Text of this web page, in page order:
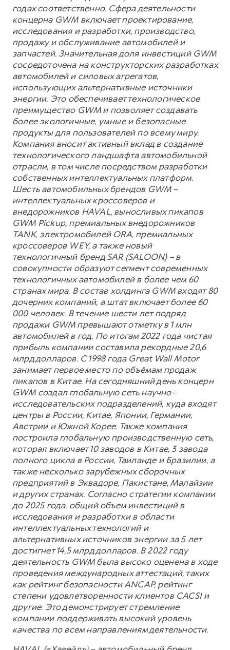
годах соответственно. Сфера деятельности
концерна GWM включает проектирование,
исследования и разработки, производство,
продажу и обслуживание автомобилей и
запчастей. Значительная доля инвестиций GWM
сосредоточена на конструкторских разработках
автомобилей и силовых агрегатов,
использующих альтернативные источники
энергии. Это обеспечивает технологическое
преимущество GWM и позволяет создавать
более экологичные, умные и безопасные
продукты для пользователей по всему миру.
Компания вносит активный вклад в создание
технологического ландшафта автомобильной
отрасли, в том числе посредством разработки
собственных интеллектуальных платформ.
Шесть автомобильных брендов GWM –
интеллектуальных кроссоверов и
внедорожников HAVAL, выносливых пикапов
GWM Pickup, премиальных внедорожников
TANK, электромобилей ORA, премиальных
кроссоверов WEY, а также новый
технологичный бренд SAR (SALOON) – в
совокупности образуют сегмент современных
технологичных автомобилей в более чем 60
странах мира. В состав холдинга GWM входят 80
дочерних компаний, а штат включает более 60
000 человек. В течение шести лет подряд
продажи GWM превышают отметку в 1 млн
автомобилей в год. По итогам 2022 года чистая
прибыль компании составила рекордные 20,6
млрд долларов. С 1998 года Great Wall Motor
занимает первое место по объёмам продаж
пикапов в Китае. На сегодняшний день концерн
GWM создал глобальную сеть научно-
исследовательских подразделений, куда входят
центры в России, Китае, Японии, Германии,
Австрии и Южной Корее. Также компания
построила глобальную производственную сеть,
которая включает 10 заводов в Китае, 3 завода
полного цикла в России, Таиланде и Бразилии, а
также несколько зарубежных сборочных
предприятий в Эквадоре, Пакистане, Малайзии
и других странах. Согласно стратегии компании
до 2025 года, общий объем инвестиций в
исследования и разработки в области
интеллектуальных технологий и
альтернативных источников энергии за 5 лет
достигнет 14,5 млрд долларов. В 2022 году
деятельность GWM была высоко оценена в ходе
проведения международных аттестаций, таких
как рейтинг безопасности ANCAP, рейтинг
степени удовлетворенности клиентов CACSI и
другие. Это демонстрирует стремление
компании поддерживать высокий уровень
качества по всем направлениям деятельности.